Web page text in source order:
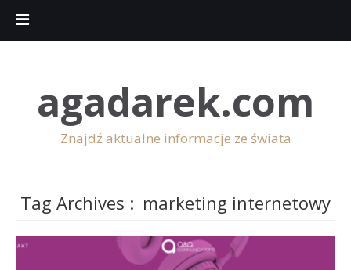
agadarek.com
Znajdź aktualne informacje ze świata
Tag Archives : marketing internetowy